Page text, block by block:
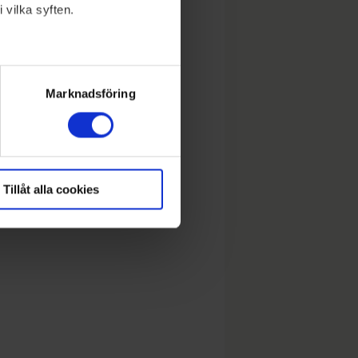
vilka syften.
meter
Marknadsföring
Tillåt alla cookies